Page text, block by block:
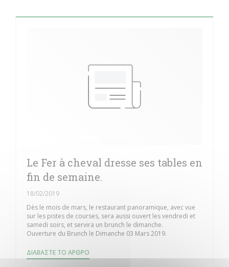
Le Fer à cheval dresse ses tables en
fin de semaine.
18/02/2019
Dès le mois de mars, le restaurant panoramique, avec vue
sur les pistes de courses, sera aussi ouvert les vendredi et
samedi soirs, et servira un brunch le dimanche.
Ouverture du Brunch le Dimanche 03 Mars 2019.
ΔΙΑΒΆΣΤΕ ΤΟ ΆΡΘΡΟ